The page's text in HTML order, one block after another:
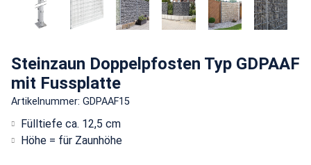
Steinzaun Doppelpfosten Typ GDPAAF
mit Fussplatte
Artikelnummer: GDPAAF15
Fülltiefe ca. 12,5 cm
Höhe = für Zaunhöhe